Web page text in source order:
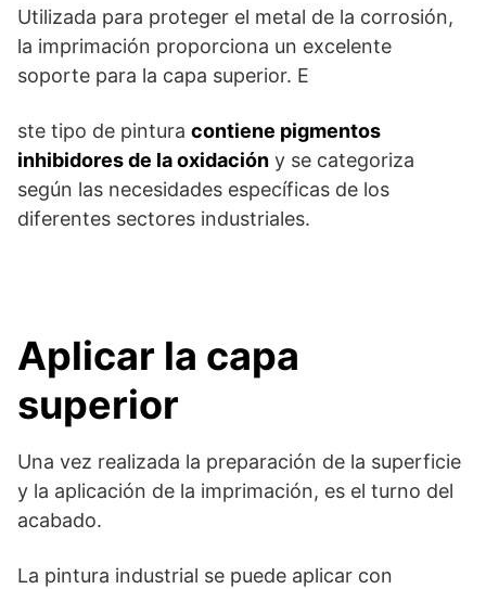
Utilizada para proteger el metal de la corrosión,
la imprimación proporciona un excelente
soporte para la capa superior. E
ste tipo de pintura contiene pigmentos
inhibidores de la oxidación y se categoriza
según las necesidades específicas de los
diferentes sectores industriales.
Aplicar la capa
superior
Una vez realizada la preparación de la superficie
y la aplicación de la imprimación, es el turno del
acabado.
La pintura industrial se puede aplicar con